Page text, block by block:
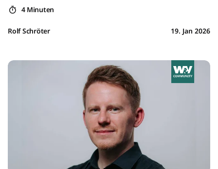
4 Minuten
Rolf Schröter 19. Jan 2026